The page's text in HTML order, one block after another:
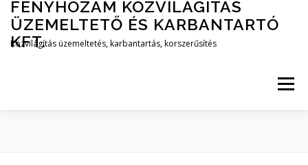
Tovább
tartalomhoz
FÉNYHOZAM KÖZVILÁGITÁS
ÜZEMELTETŐ ÉS KARBANTARTÓ
KFT.
Közvilágítás üzemeltetés, karbantartás, korszerűsítés
Menü